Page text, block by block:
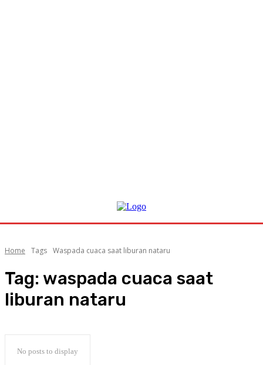
Home Tags Waspada cuaca saat liburan nataru
Tag: waspada cuaca saat
liburan nataru
No posts to display